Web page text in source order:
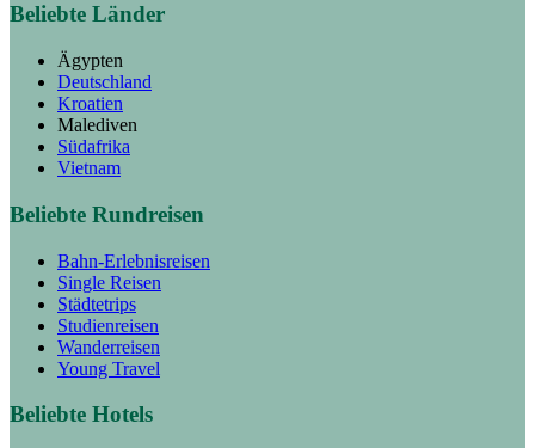
Beliebte Länder
Ägypten
Deutschland
Kroatien
Malediven
Südafrika
Vietnam
Beliebte Rundreisen
Bahn-Erlebnisreisen
Single Reisen
Städtetrips
Studienreisen
Wanderreisen
Young Travel
Beliebte Hotels